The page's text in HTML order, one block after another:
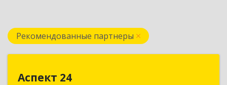
Рекомендованные партнеры
Аспект 24